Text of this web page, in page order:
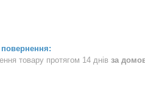
товару протягом 14 днів за